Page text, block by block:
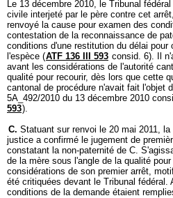
Le 13 décembre 2010, le Tribunal
civile interjeté par le père contre cet
renvoyé la cause pour examen des
contestation de la reconnaissance de
conditions d'une restitution du délai
l'espèce (ATF 136 III 593 consid. 6). Il
avant les considérations de l'autorité
qualité pour recourir, dès lors que cette
cantonal de procédure n'avait fait l'objet
5A_492/2010 du 13 décembre 2010
593).
C. Statuant sur renvoi le 20 mai 2011,
justice a confirmé le jugement de
constatant la non-paternité de C.
de la mère sous l'angle de la qualité
considérations de son premier arrêt,
été critiquées devant le Tribunal fédéral.
conditions de la demande étaient